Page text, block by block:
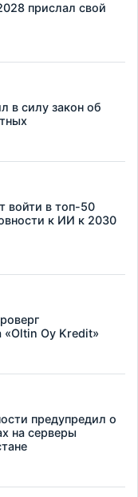
прислал свой
в силу закон об
войти в топ-50
к ИИ к 2030
«Oltin Oy Kredit»
предупредил о
на серверы